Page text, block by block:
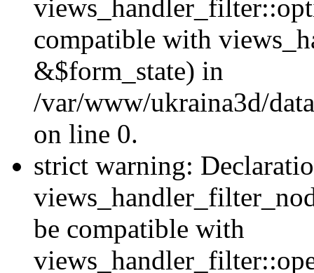
compatible with
&$form_state) in
/var/www/ukraina3d/
on line 0.
strict warning:
be compatible with